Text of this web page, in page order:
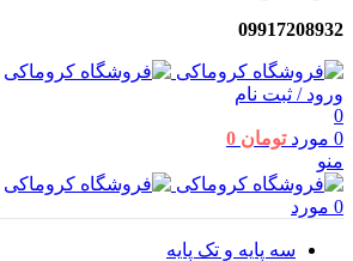
09917208932
ورود / ثبت نام
0
0 مورد تومان
منو
0 مورد
سه پایه و تک پایه